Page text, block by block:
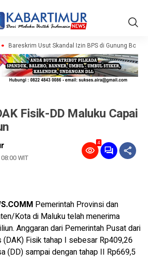
Bareskrim Usut Skandal Izin BPS di Gunung Botak
Fisik-DD Maluku Capai
WIT
4
Pemerintah Provinsi dan
Kota di Maluku telah menerima
Anggaran dari Pemerintah Pusat dari
(DAK) Fisik tahap I sebesar Rp409,26
(DD) sampai dengan tahap II Rp669,5